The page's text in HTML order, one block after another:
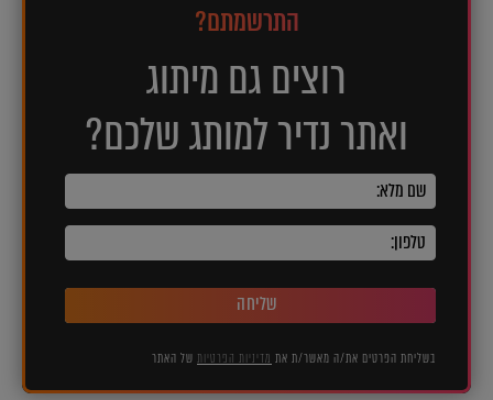
התרשמתם?
רוצים גם מיתוג
ואתר נדיר למותג שלכם?
שליחה
בשליחת הפרטים את/ה מאשר/ת את מדיניות הפרטיות של האתר